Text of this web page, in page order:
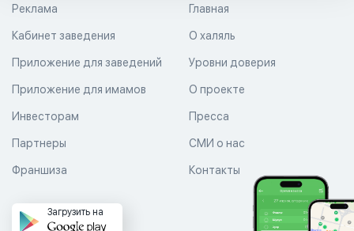
Главная
О халяль
Уровни доверия
Реклама
Кабинет заведения
Приложение для заведений
Приложение для имамов О проекте
Пресса
СМИ о нас
Контакты
Инвесторам
Партнеры
Франшиза
Загрузить на